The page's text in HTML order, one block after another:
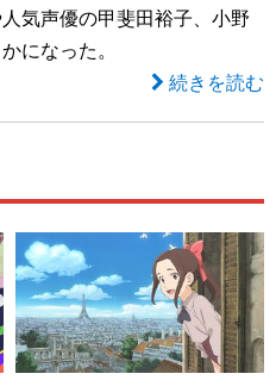
気声優の甲斐田裕子、小野
になった。
続きを読む